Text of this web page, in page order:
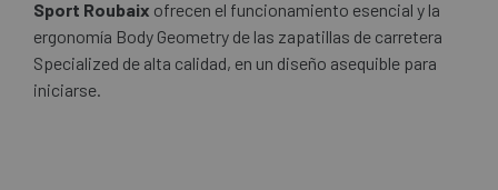
Sport Roubaix ofrecen el funcionamiento esencial y la
ergonomía Body Geometry de las zapatillas de carretera
Specialized de alta calidad, en un diseño asequible para
iniciarse.